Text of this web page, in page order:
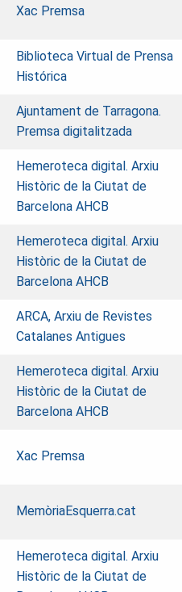
Xac Premsa
Biblioteca Virtual de Prensa
Histórica
Ajuntament de Tarragona.
Premsa digitalitzada
Hemeroteca digital. Arxiu
Històric de la Ciutat de
Barcelona AHCB
Hemeroteca digital. Arxiu
Històric de la Ciutat de
Barcelona AHCB
ARCA, Arxiu de Revistes
Catalanes Antigues
Hemeroteca digital. Arxiu
Històric de la Ciutat de
Barcelona AHCB
Xac Premsa
MemòriaEsquerra.cat
Hemeroteca digital. Arxiu
Històric de la Ciutat de